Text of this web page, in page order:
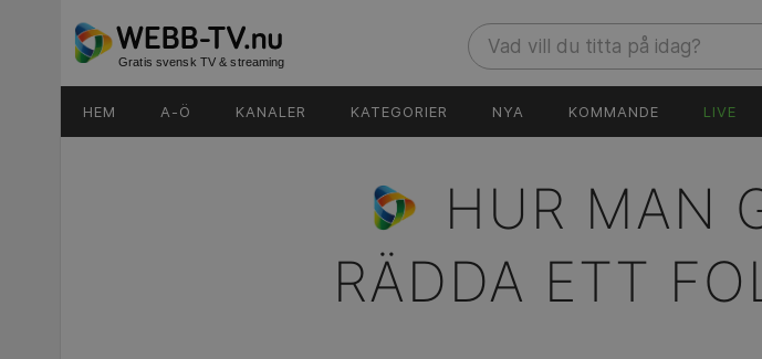
Gratis svensk TV & streaming
HEM A-Ö KANALER KATEGORIER NYA KOMMANDE LIVE
HUR MAN
RÄDDA ETT